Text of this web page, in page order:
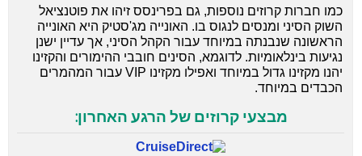
כמו חברות קרוזים נוספות, גם בפרינסס זיהו את פוטנציאל
השוק הסיני ומנסים לנגוס בו. האונייה מג'סטיק היא האונייה
הראשונה שנבנתה במיוחד עבור הקהל הסיני, אך עדיין ישנן
נגיעות בינלאומיות. לדוגמא, הסינים חובבי ההימורים והקזינו
יהנו מקזינו גדול במיוחד ואפילו מקזינו VIP עבור המהמרים
הכבדים במיוחד.
מבצעי קרוזים של הרגע האחרון: